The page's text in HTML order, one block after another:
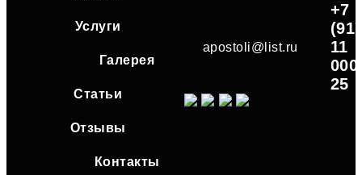
Услуги
Галерея
Статьи
Отзывы
Контакты
apostoli@list.ru
+7
11
000
25